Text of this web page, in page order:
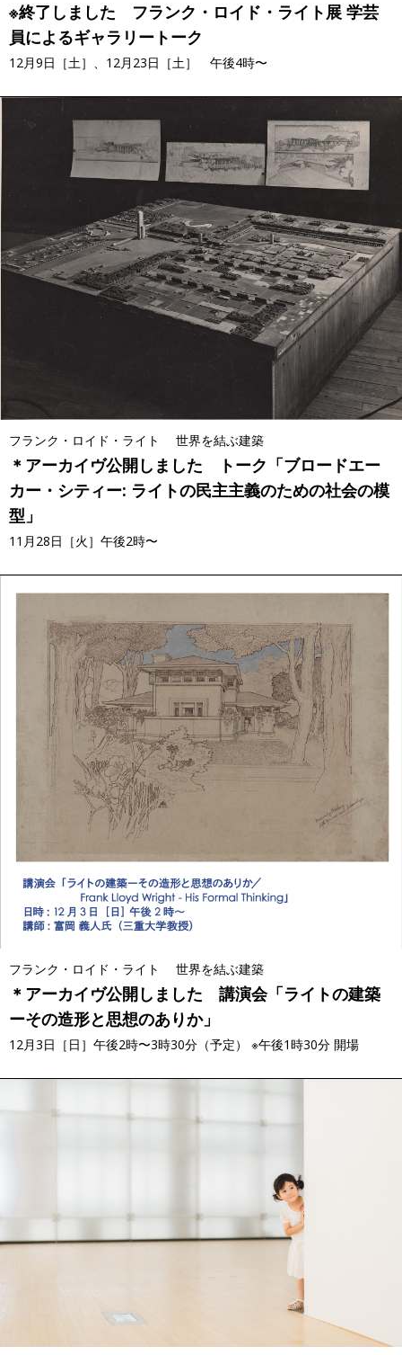
※終了しました フランク・ロイド・ライト展 学芸
員によるギャラリートーク
12月9日［土］、12月23日［土］ 午後4時〜
フランク・ロイド・ライト 世界を結ぶ建築
＊アーカイヴ公開しました トーク「ブロードエー
カー・シティー: ライトの民主主義のための社会の模
型」
11月28日［火］午後2時〜
フランク・ロイド・ライト 世界を結ぶ建築
＊アーカイヴ公開しました 講演会「ライトの建築
ーその造形と思想のありか」
12月3日［日］午後2時〜3時30分（予定） ※午後1時30分 開場